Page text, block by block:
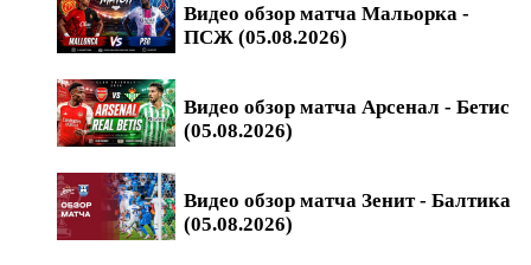
Видео обзор матча Мальорка -
ПСЖ (05.08.2026)
Видео обзор матча Арсенал - Бетис
(05.08.2026)
Видео обзор матча Зенит - Балтика
(05.08.2026)